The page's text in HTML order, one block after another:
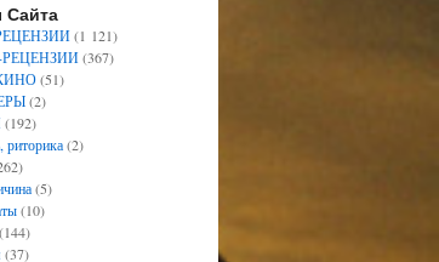
Сайта
(1 121)
(367)
(51)
(2)
(192)
риторика(2)
(5)
(10)
(144)
(37)